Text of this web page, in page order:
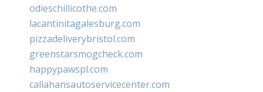
odieschillicothe.com
lacantinitagalesburg.com
pizzadeliverybristol.com
greenstarsmogcheck.com
happypawspl.com
callahansautoservicecenter.com